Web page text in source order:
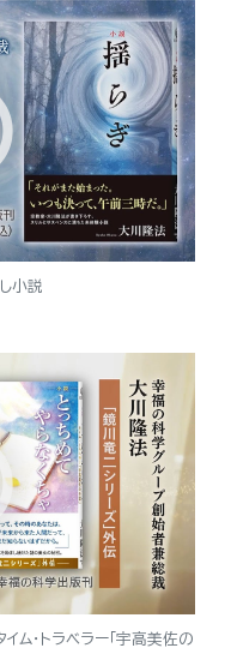
小説
ム・トラベラー「宇高美佐の